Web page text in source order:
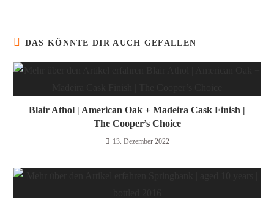
DAS KÖNNTE DIR AUCH GEFALLEN
Blair Athol | American Oak + Madeira Cask Finish |
The Cooper’s Choice
13. Dezember 2022